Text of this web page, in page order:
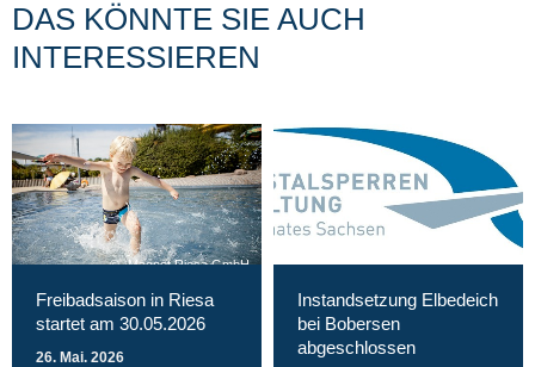
DAS KÖNNTE SIE AUCH
INTERESSIEREN
Magnet Riesa GmbH
Freibadsaison in Riesa
startet am 30.05.2026
26. Mai. 2026
Instandsetzung Elbedeich
bei Bobersen
abgeschlossen